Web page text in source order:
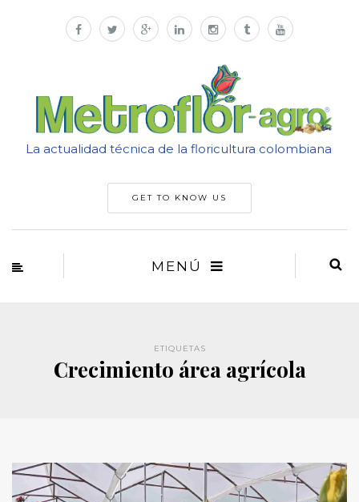
La actualidad técnica de la floricultura colombiana
GET TO KNOW US
MENÚ
ETIQUETAS
Crecimiento área agrícola